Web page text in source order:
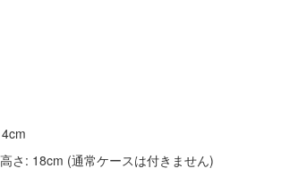
さ: 18cm (通常ケースは付きません)